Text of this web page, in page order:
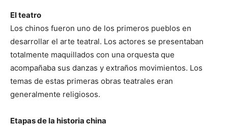
El teatro
Los chinos fueron uno de los primeros pueblos en
desarrollar el arte teatral. Los actores se presentaban
totalmente maquillados con una orquesta que
acompañaba sus danzas y extraños movimientos. Los
temas de estas primeras obras teatrales eran
generalmente religiosos.
Etapas de la historia china